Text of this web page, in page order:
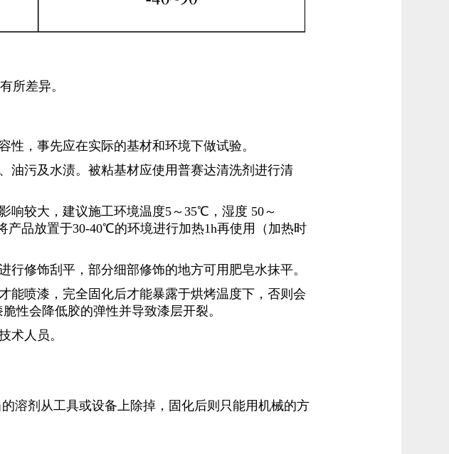
所差异。
性，事先应在实际的基材和环境下做试验。
油污及水渍。被粘基材应使用普赛达清洗剂进行清
响较大，建议施工环境温度5～35℃，湿度 50～
产品放置于30-40℃的环境进行加热1h再使用（加热时
行修饰刮平，部分细部修饰的地方可用肥皂水抹平。
能喷漆，完全固化后才能暴露于烘烤温度下，否则会
性会降低胶的弹性并导致漆层开裂。
术人员。
溶剂从工具或设备上除掉，固化后则只能用机械的方